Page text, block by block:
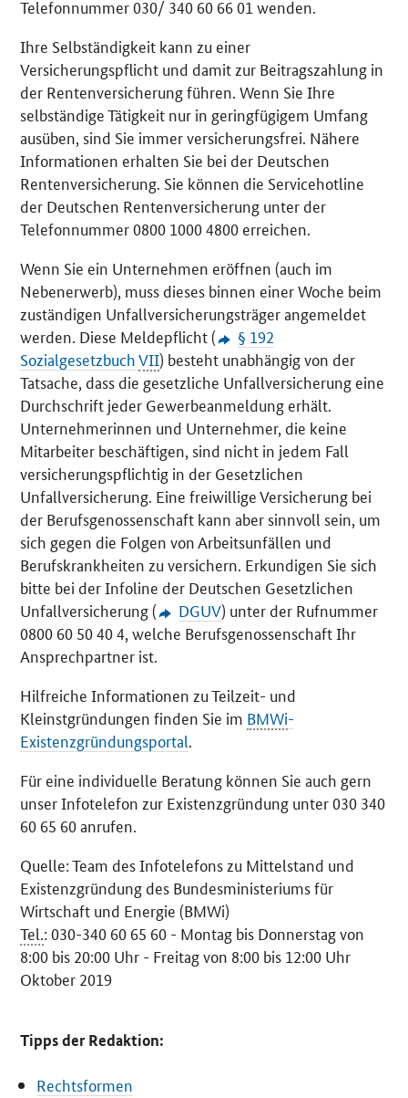
Telefonnummer 030/ 340 60 66 01 wenden.
Ihre Selbständigkeit kann zu einer
Versicherungspflicht und damit zur Beitragszahlung in
der Rentenversicherung führen. Wenn Sie Ihre
selbständige Tätigkeit nur in geringfügigem Umfang
ausüben, sind Sie immer versicherungsfrei. Nähere
Informationen erhalten Sie bei der Deutschen
Rentenversicherung. Sie können die Servicehotline
der Deutschen Rentenversicherung unter der
Telefonnummer 0800 1000 4800 erreichen.
Wenn Sie ein Unternehmen eröffnen (auch im
Nebenerwerb), muss dieses binnen einer Woche beim
zuständigen Unfallversicherungsträger angemeldet
werden. Diese Meldepflicht (
§ 192
SozialgesetzbuchVII) besteht unabhängig von der
Tatsache, dass die gesetzliche Unfallversicherung eine
Durchschrift jeder Gewerbeanmeldung erhält.
Unternehmerinnen und Unternehmer, die keine
Mitarbeiter beschäftigen, sind nicht in jedem Fall
versicherungspflichtig in der Gesetzlichen
Unfallversicherung. Eine freiwillige Versicherung bei
der Berufsgenossenschaft kann aber sinnvoll sein, um
sich gegen die Folgen von Arbeitsunfällen und
Berufskrankheiten zu versichern. Erkundigen Sie sich
bitte bei der Infoline der Deutschen Gesetzlichen
Unfallversicherung (
DGUV) unter der Rufnummer
0800 60 50 40 4, welche Berufsgenossenschaft Ihr
Ansprechpartner ist.
Hilfreiche Informationen zu Teilzeit- und
Kleinstgründungen finden Sie im BMWi-
Existenzgründungsportal.
Für eine individuelle Beratung können Sie auch gern
unser Infotelefon zur Existenzgründung unter 030 340
60 65 60 anrufen.
Quelle: Team des Infotelefons zu Mittelstand und
Existenzgründung des Bundesministeriums für
Wirtschaft und Energie (BMWi)
Tel.: 030-340 60 65 60 - Montag bis Donnerstag von
8:00 bis 20:00 Uhr - Freitag von 8:00 bis 12:00 Uhr
Oktober 2019
Tipps der Redaktion:
Rechtsformen